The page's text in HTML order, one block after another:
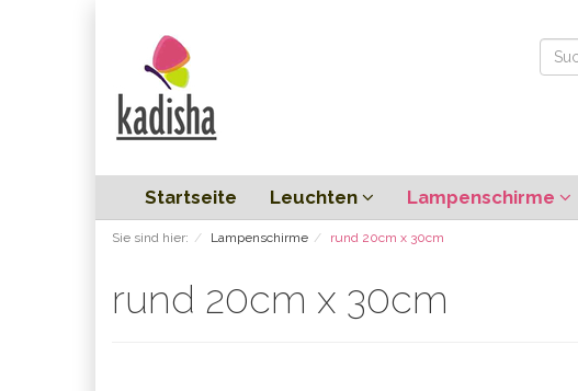
Startseite Leuchten Lampenschirme
Sie sind hier: Lampenschirme rund 20cm x 30cm
rund 20cm x 30cm